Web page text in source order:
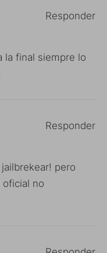
la final siempre lo
Responder
pero
no
Responder